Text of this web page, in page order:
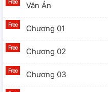
Văn Án
Chương 01
Chương 02
Chương 03